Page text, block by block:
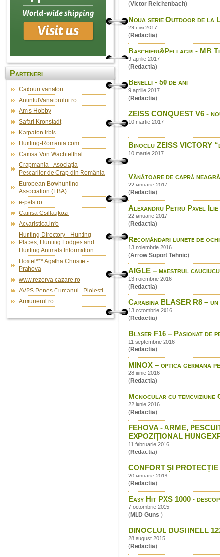
Parteneri
Cadouri vanatori
AnuntulVanatorului.ro
Amis Hobby
Safari Kronstadt
Karpaten Irbis
Hunting-Romania.com
Canisa Von Wachtelthal
Crapmania - Asociaţia
Pescarilor de Crap din România
European Bowhunting
Association (EBA)
e-pets.ro
Canisa Csillagközi
Acvaristica.info
Hunting Directory - Hunting
Places, Hunting Lodges and
Hunting Animals Information
Hostel*** Agatha Christie -
Prahova
www.rezerva-cazare.ro
AVPS Penes Curcanul - Ploiesti
Armurierul.ro
(Victor Reichenbach)
Noua serie Outdoor de la
29 mai 2017
(Redactia)
Baschieri&Pellagri - MB
9 aprilie 2017
(Redactia)
Benelli - 50 de ani
9 aprilie 2017
(Redactia)
ZEISS CONQUEST V6 -
10 martie 2017
Binoclu ZEISS VICTORY
10 martie 2017
Vânătoare de capră neagră
22 ianuarie 2017
(Redactia)
Alexandru Petru Pavel
22 ianuarie 2017
(Redactia)
Recomăndari lunete de
13 noiembrie 2016
(Arrow Suport Tehnic)
AIGLE – maestrul
13 noiembrie 2016
(Redactia)
Carabina BLASER R8 –
13 octombrie 2016
(Redactia)
Blaser F16 – Pasionat de
11 septembrie 2016
(Redactia)
MINOX – optica germana
28 iunie 2016
(Redactia)
Monocular cu temoviziune
22 iunie 2016
(Redactia)
FEHOVA - ARME,
EXPOZIȚIONAL
11 februarie 2016
(Redactia)
CONFORT ȘI
20 ianuarie 2016
(Redactia)
Easy Hit PXS 1000 -
7 octombrie 2015
(MLD Guns )
BINOCLUL BUSHNELL
28 august 2015
(Redactia)